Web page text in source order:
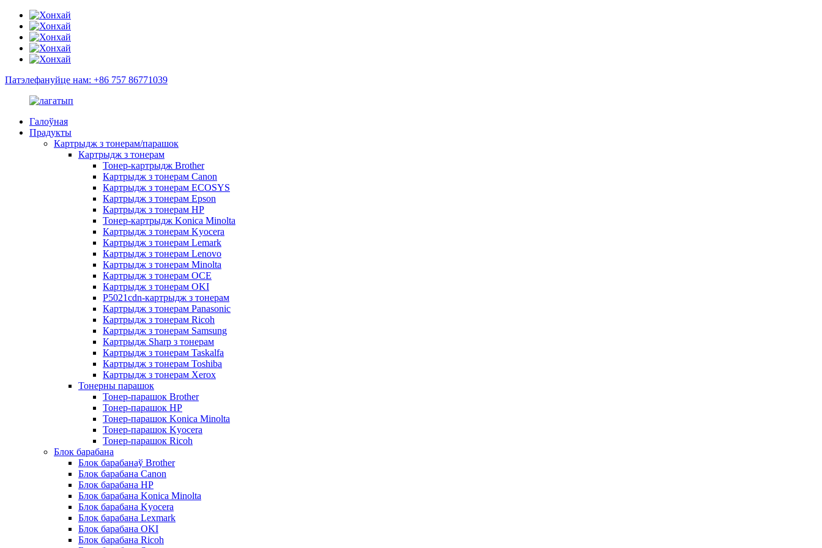
Патэлефануйце нам: +86 757 86771039
Галоўная
Прадукты
Картрыдж з тонерам/парашок
Картрыдж з тонерам
Тонер-картрыдж Brother
Картрыдж з тонерам Canon
Картрыдж з тонерам ECOSYS
Картрыдж з тонерам Epson
Картрыдж з тонерам HP
Тонер-картрыдж Konica Minolta
Картрыдж з тонерам Kyocera
Картрыдж з тонерам Lemark
Картрыдж з тонерам Lenovo
Картрыдж з тонерам Minolta
Картрыдж з тонерам OCE
Картрыдж з тонерам OKI
P5021cdn-картрыдж з тонерам
Картрыдж з тонерам Panasonic
Картрыдж з тонерам Ricoh
Картрыдж з тонерам Samsung
Картрыдж Sharp з тонерам
Картрыдж з тонерам Taskalfa
Картрыдж з тонерам Toshiba
Картрыдж з тонерам Xerox
Тонерны парашок
Тонер-парашок Brother
Тонер-парашок HP
Тонер-парашок Konica Minolta
Тонер-парашок Kyocera
Тонер-парашок Ricoh
Блок барабана
Блок барабанаў Brother
Блок барабана Canon
Блок барабана HP
Блок барабана Konica Minolta
Блок барабана Kyocera
Блок барабана Lexmark
Блок барабана OKI
Блок барабана Ricoh